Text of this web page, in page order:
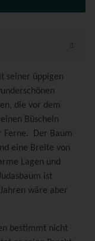
seiner üppigen
die vor dem
Büscheln
Ferne.
Der Baum
eine Breite von
Lagen und
ist
wäre aber
bestimmt nicht